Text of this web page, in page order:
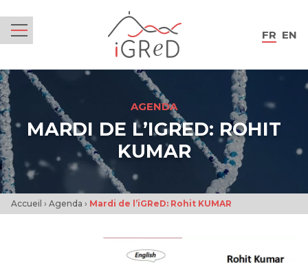
FR EN
AGENDA
MARDI DE L’IGRED: ROHIT
KUMAR
Accueil › Agenda › Mardi de l’iGReD: Rohit KUMAR